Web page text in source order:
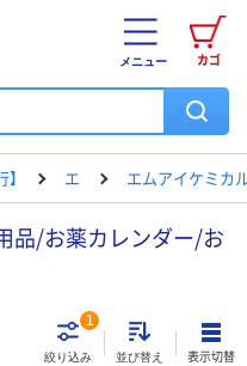
カゴ
メニュー
エ エムアイケミカ
品/お薬カレンダー/お
絞り込み
1
並び替え 表示切替